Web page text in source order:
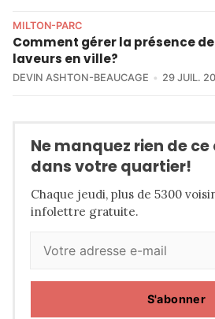
MILTON-PARC
Comment gérer la présence
laveurs en ville?
DEVIN ASHTON-BEAUCAGE 29 JUIL.
Ne manquez rien de
dans votre quartier!
Chaque jeudi, plus de 5300
infolettre gratuite.
S'abonner